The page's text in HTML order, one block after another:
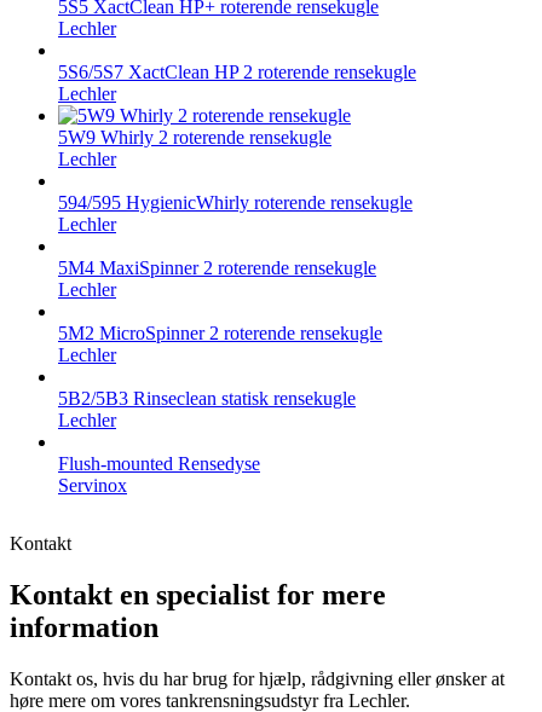
5S5 XactClean HP+ roterende rensekugle
Lechler
5S6/5S7 XactClean HP 2 roterende rensekugle
Lechler
5W9 Whirly 2 roterende rensekugle
Lechler
594/595 HygienicWhirly roterende rensekugle
Lechler
5M4 MaxiSpinner 2 roterende rensekugle
Lechler
5M2 MicroSpinner 2 roterende rensekugle
Lechler
5B2/5B3 Rinseclean statisk rensekugle
Lechler
Flush-mounted Rensedyse
Servinox
Kontakt
Kontakt en specialist for mere
information
Kontakt os, hvis du har brug for hjælp, rådgivning eller ønsker at
høre mere om vores tankrensningsudstyr fra Lechler.